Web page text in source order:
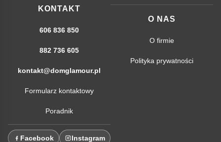
KONTAKT
606 836 850
882 736 605
kontakt@domglamour.pl
Formularz kontaktowy
Poradnik
Facebook Instagram
O NAS
O firmie
Polityka prywatności